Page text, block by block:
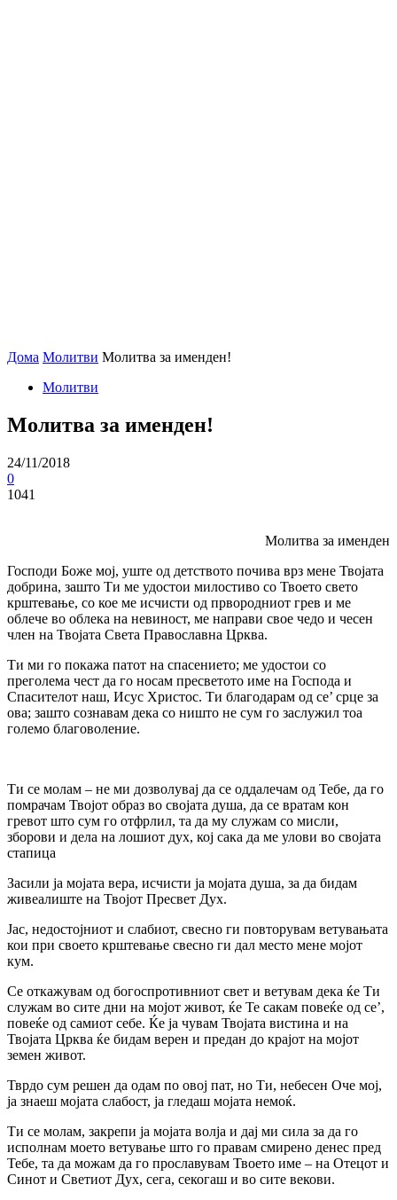
Дома Молитви Молитва за именден!
Молитви
Молитва за именден!
24/11/2018
0
1041
Молитва за именден
Господи Боже мој, уште од детството почива врз мене Твојата
добрина, зашто Ти ме удостои милостиво co Твоето свето
крштевање, co кое ме исчисти од првородниот грев и ме
облече во облека на невиност, ме направи свое чедо и чесен
член на Твојата Света Православна Црква.
Ти ми го покажа патот на спасението; ме удостои co
преголема чест да го носам пресветото име на Господа и
Спасителот наш, Исус Христос. Ти благодарам од се’ срце за
ова; зашто сознавам дека co ништо не сум го заслужил тоа
големо благоволение.
Ти се молам – не ми дозволувај да се оддалечам од Тебе, да го
помрачам Твојот образ во својата душа, да се вратам кон
гревот што сум го отфрлил, та да му служам co мисли,
зборови и дела на лошиот дух, кој сака да ме улови во својата
стапица
Засили ја мојата вера, исчисти ја мојата душа, за да бидам
живеалиште на Твојот Пресвет Дух.
Јас, недостојниот и слабиот, свесно ги повторувам ветувањата
кои при своето крштевање свесно ги дал место мене мојот
кум.
Се откажувам од богоспротивниот свет и ветувам дека ќе Ти
служам во сите дни на мојот живот, ќе Те сакам повеќе од се’,
повеќе од самиот себе. Ќе ја чувам Твојата вистина и на
Твојата Црква ќе бидам верен и предан до крајот на мојот
земен живот.
Тврдо сум решен да одам по овој пат, но Ти, небесен Оче мој,
ја знаеш мојата слабост, ја гледаш мојата немоќ.
Tи се молам, закрепи ja мојата волја и дај ми сила за да го
исполнам моето ветување што го правам смирено денес пред
Тебе, та да можам да го прославувам Твоето име – на Отецот и
Синот и Светиот Дух, сега, секогаш и во сите векови.